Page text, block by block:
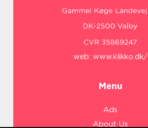
web: www.klikko.dk/
Menu
Ads
About Us